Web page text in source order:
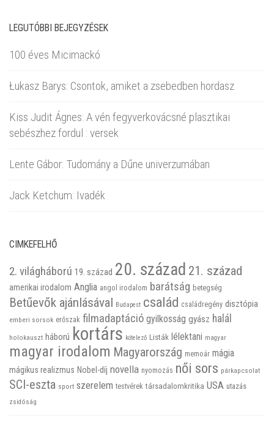
LEGUTÓBBI BEJEGYZÉSEK
100 éves Micimackó
Łukasz Barys: Csontok, amiket a zsebedben hordasz
Kiss Judit Ágnes: A vén fegyverkovácsné plasztikai
sebészhez fordul : versek
Lente Gábor: Tudomány a Dűne univerzumában
Jack Ketchum: Ivadék
CIMKEFELHŐ
2. világháború 19. század 20. század 21. század
amerikai irodalom Anglia angol irodalom barátság betegség
Betűevők ajánlásával Budapest család családregény disztópia
emberi sorsok erőszak filmadaptáció gyilkosság gyász halál
holokauszt háború kortárs kötelező Listák lélektani magyar
magyar irodalom Magyarország memoár mágia
mágikus realizmus Nobel-díj novella nyomozás női sors párkapcsolat
SCI-eszta sport szerelem testvérek társadalomkritika USA utazás
zsidóság